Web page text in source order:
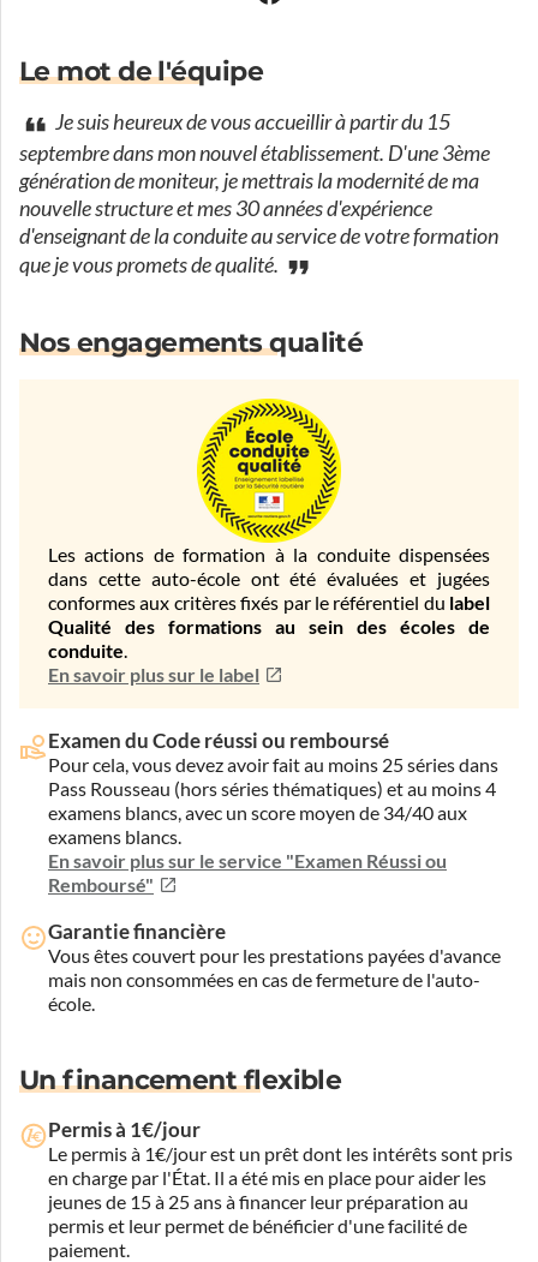
Le mot de l'équipe
Je suis heureux de vous accueillir à partir du 15
septembre dans mon nouvel établissement. D'une 3ème
génération de moniteur, je mettrais la modernité de ma
nouvelle structure et mes 30 années d'expérience
d'enseignant de la conduite au service de votre formation
que je vous promets de qualité.
Nos engagements qualité
Les actions de formation à la conduite dispensées
dans cette auto-école ont été évaluées et jugées
conformes aux critères fixés par le référentiel du label
Qualité des formations au sein des écoles de
conduite.
En savoir plus sur le label
Examen du Code réussi ou remboursé
Pour cela, vous devez avoir fait au moins 25 séries dans
Pass Rousseau (hors séries thématiques) et au moins 4
examens blancs, avec un score moyen de 34/40 aux
examens blancs.
En savoir plus sur le service "Examen Réussi ou
Remboursé"
Garantie financière
Vous êtes couvert pour les prestations payées d'avance
mais non consommées en cas de fermeture de l'auto-
école.
Un financement flexible
Permis à 1€/jour
Le permis à 1€/jour est un prêt dont les intérêts sont pris
en charge par l'État. Il a été mis en place pour aider les
jeunes de 15 à 25 ans à financer leur préparation au
permis et leur permet de bénéficier d'une facilité de
paiement.